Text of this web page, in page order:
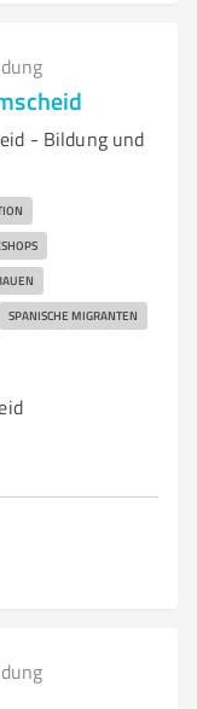
- Bildung und
SPANISCHE MIGRANTEN